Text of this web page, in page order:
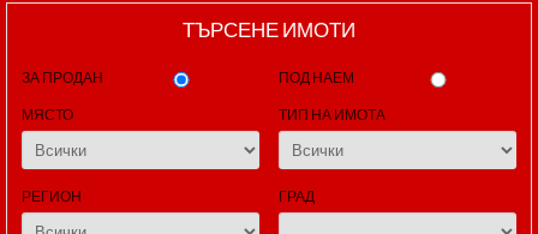
ТЪРСЕНЕ ИМОТИ
ЗА ПРОДАН ПОД НАЕМ
МЯСТО ТИП НА ИМОТА
РЕГИОН ГРАД